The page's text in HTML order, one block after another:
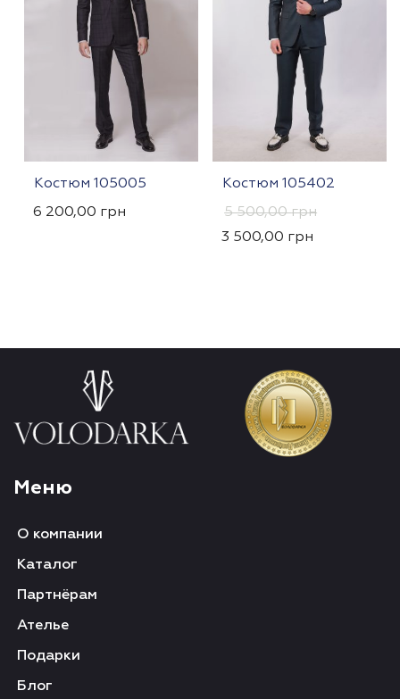
Костюм 105005
6 200,00 грн
Костюм 105402
5 500,00грн
3 500,00 грн
Меню
О компании
Каталог
Партнёрам
Ателье
Подарки
Блог